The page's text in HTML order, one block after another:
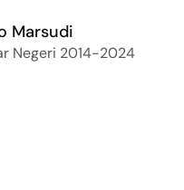
Marsudi
Negeri 2014-2024